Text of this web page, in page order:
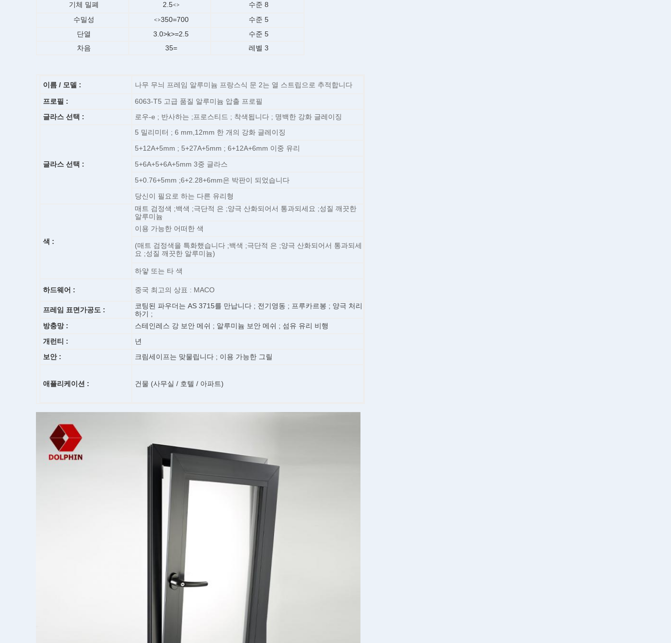
기체 밀폐
2.5<>
수준 8
수밀성
<>350=700
수준 5
단열
3.0>k>=2.5
수준 5
차음
35= 레벨 3
이름 / 모델 : 나무 무늬 프레임 알루미늄 프랑스식 문 2는 열 스트립으로 추적합니다
프로필 :
6063-T5 고급 품질 알루미늄 압출 프로필
글라스 선택 :
로우-e ; 반사하는 ;프로스티드 ; 착색됩니다 ; 명백한 강화 글레이징
글라스 선택 :
5 밀리미터 ; 6 mm,12mm 한 개의 강화 글레이징
5+12A+5mm ; 5+27A+5mm ; 6+12A+6mm 이중 유리
5+6A+5+6A+5mm 3중 글라스
5+0.76+5mm ;6+2.28+6mm은 박판이 되었습니다
당신이 필요로 하는 다른 유리형
색 :
매트 검정색 ;백색 ;극단적 은 ;양극 산화되어서 통과되세요 ;성질 깨끗한
알루미늄
이용 가능한 어떠한 색
(매트 검정색을 특화했습니다 ;백색 ;극단적 은 ;양극 산화되어서 통과되세
요 ;성질 깨끗한 알루미늄)
하얗 또는 타 색
하드웨어 : 중국 최고의 상표 : MACO
프레임 표면가공도 :
코팅된 파우더는 AS 3715를 만납니다 ; 전기영동 ; 프루카르봉 ; 양극 처리
하기 ;
방충망 :
스테인레스 강 보안 메쉬 ; 알루미늄 보안 메쉬 ; 섬유 유리 비행
개런티 :
년
보안 :
크림세이프는 맞물립니다 ; 이용 가능한 그릴
애플리케이션 : 건물 (사무실 / 호텔 / 아파트)